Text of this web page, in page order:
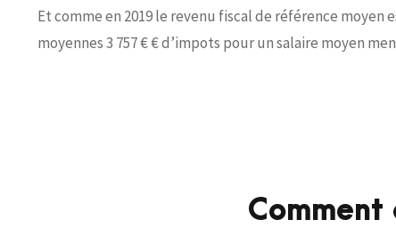
Et comme en 2019 le revenu fiscal de référence moyen
moyennes 3 757 € € d’impots pour un salaire moyen
Comment